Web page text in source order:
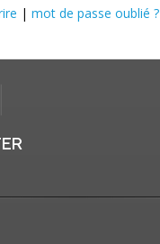
| mot de passe oublié ?